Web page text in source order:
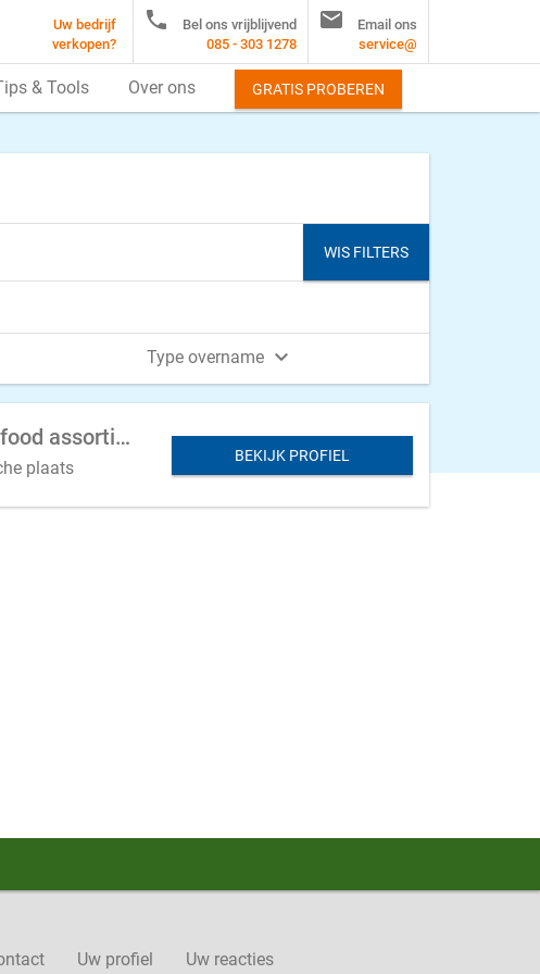
Type overname 
WIS FILTERS
Dierenspeciaalzaak te koop aangeboden in Friesland (met aanvullend non food assortiment)
plaats
BEKIJK PROFIEL
Uw bedrijf
verkopen?

Bel ons vrijblijvend
085 - 303 1278

Email ons
service@
& Tools Over ons GRATIS PROBEREN
Uw profiel Uw reacties